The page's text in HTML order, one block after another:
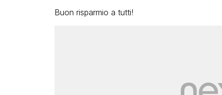
Buon risparmio a tutti!